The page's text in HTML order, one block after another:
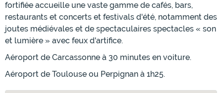
fortifiée accueille une vaste gamme de cafés, bars,
restaurants et concerts et festivals d'été, notamment des
joutes médiévales et de spectaculaires spectacles « son
et lumière » avec feux d'artifice.
Aéroport de Carcassonne à 30 minutes en voiture.
Aéroport de Toulouse ou Perpignan à 1h25.